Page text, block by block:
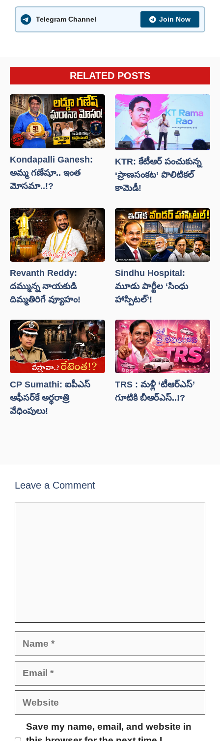
Telegram Channel Join Now
RELATED POSTS
Kondapalli Ganesh:
అమ్మ గణేషూ.. ఇంత
మోసమా..!?
KTR: కేటీఆర్ పంచుకున్న
‘ప్రాణసంకట’ పొలిటికల్
కామెడీ!
Revanth Reddy:
దమ్మున్న నాయకుడి
దిమ్మతిరిగే వ్యూహం!
Sindhu Hospital:
మూడు పార్టీల ‘సింధు
హాస్పిటల్’!
CP Sumathi: ఐపీఎస్
ఆఫీసర్‌కే అర్ధరాత్రి
వేధింపులు!
TRS : మళ్లీ ‘టీఆర్ఎస్’
గూటికి బీఆర్ఎస్..!?
Leave a Comment
Name
Email
Website
Save my name, email, and website in